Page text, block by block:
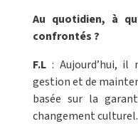
Au quotidien, à
confrontés ?
F.L : Aujourd’hui, il
gestion et de
basée sur la
changement culturel.